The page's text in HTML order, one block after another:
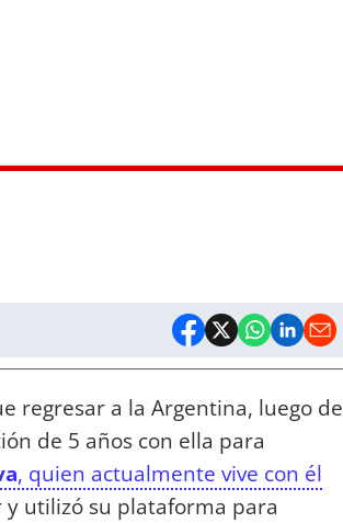
regresar a la Argentina, luego de
de 5 años con ella para
, quien actualmente vive con él
y utilizó su plataforma para